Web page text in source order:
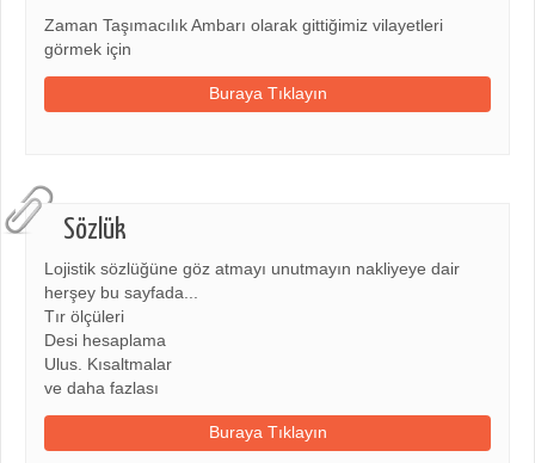
Zaman Taşımacılık Ambarı olarak gittiğimiz vilayetleri
görmek için
Buraya Tıklayın
Sözlük
Lojistik sözlüğüne göz atmayı unutmayın nakliyeye dair
herşey bu sayfada...
Tır ölçüleri
Desi hesaplama
Ulus. Kısaltmalar
ve daha fazlası
Buraya Tıklayın